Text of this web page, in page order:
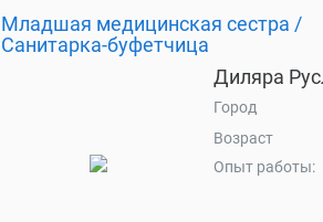
Младшая медицинская сестра /
Санитарка-буфетчица
Диляра
Город
Возраст
Опыт работы: